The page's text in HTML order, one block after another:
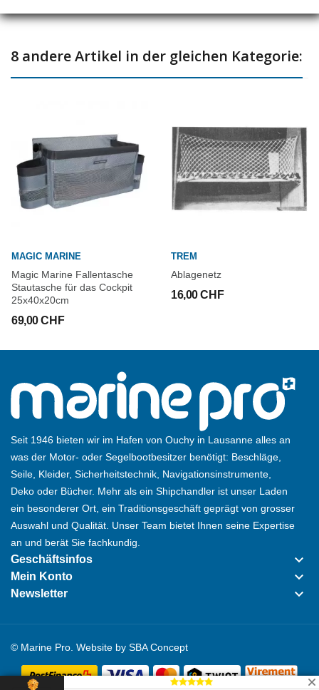
8 andere Artikel in der gleichen Kategorie:
MAGIC MARINE
Magic Marine Fallentasche
Stautasche für das Cockpit
25x40x20cm
69,00 CHF
TREM
Ablagenetz
16,00 CHF
Seit 1946 bieten wir im Hafen von Ouchy in Lausanne alles an
was der Motor- oder Segelbootbesitzer benötigt: Beschläge,
Seile, Kleider, Sicherheitstechnik, Navigationsinstrumente,
Deko oder Bücher. Mehr als ein Shipchandler ist unser Laden
ein besonderer Ort, ein Traditionsgeschäft geprägt von grosser
Auswahl und Qualität. Unser Team bietet Ihnen seine Expertise
an und berät Sie fachkundig.
Geschäftsinfos keyboard_arrow_down
Mein Konto keyboard_arrow_down
Newsletter keyboard_arrow_down
© Marine Pro. Website by SBA Concept